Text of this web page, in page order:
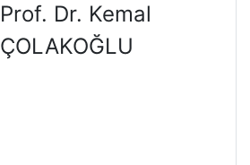
Prof. Dr. Kemal
ÇOLAKOĞLU